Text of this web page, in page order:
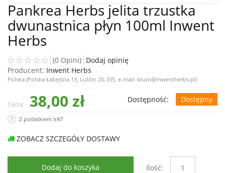
Pankrea Herbs jelita trzustka
dwunastnica płyn 100ml Inwent
Herbs
(0 Opini) Dodaj opinię
Producent: Inwent Herbs
Polska (Polska Łabędzia 13, Lublin 20-335, e-mail: biuro@inwentherbs.pl)
Cena: 38,00 zł Dostępność: Dostępny
Z podatkiem VAT
ZOBACZ SZCZEGÓŁY DOSTAWY
Dodaj do koszyka Ilość: